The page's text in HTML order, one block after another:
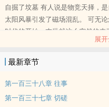
自掘了坟墓 有人说是物竞天择，
太阳风暴引发了磁场混乱。 可无
时代的开始，末世就这么突然的来
道，是灭亡之道，是苟且之道，
您QQ群和微博里的朋友推荐哦！
展
最新章节
第一百三十八章 往事
第一百三十七章 切磋